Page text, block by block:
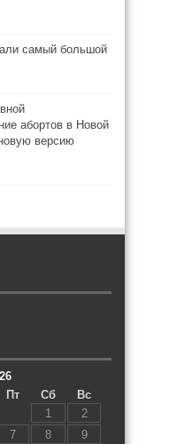
самый большой
абортов в Новой
версию
Пт Сб
Вс
1
2
7 8 9